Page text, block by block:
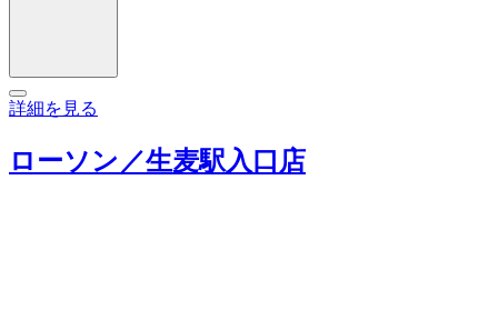
詳細を見る
ローソン／生麦駅入口店